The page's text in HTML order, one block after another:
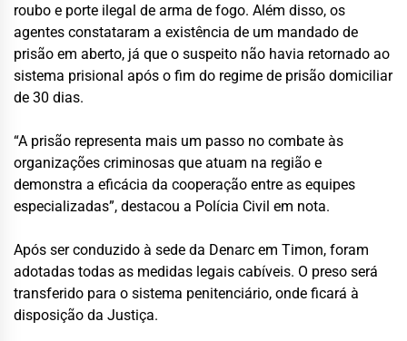
roubo e porte ilegal de arma de fogo. Além disso, os
agentes constataram a existência de um mandado de
prisão em aberto, já que o suspeito não havia retornado ao
sistema prisional após o fim do regime de prisão domiciliar
de 30 dias.
“A prisão representa mais um passo no combate às
organizações criminosas que atuam na região e
demonstra a eficácia da cooperação entre as equipes
especializadas”, destacou a Polícia Civil em nota.
Após ser conduzido à sede da Denarc em Timon, foram
adotadas todas as medidas legais cabíveis. O preso será
transferido para o sistema penitenciário, onde ficará à
disposição da Justiça.